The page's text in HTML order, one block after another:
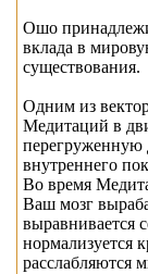
Ошо
вклада в
существования.
Одним из
Медитаций в
перегруженную
внутреннего
Во время
Ваш мозг
выравнивается
нормализуется
расслабляются